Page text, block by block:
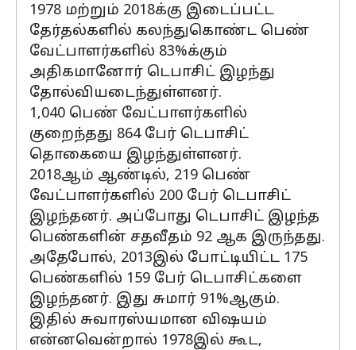
1978 மற்றும் 2018க்கு இடைப்பட்ட
தேர்தல்களில் கலந்துகொண்ட பெண்
வேட்பாளர்களில் 83%க்கும்
அதிகமானோர் டெபாசிட் இழந்து
தோல்வியடைந்துள்ளனர்.
1,040 பெண் வேட்பாளர்களில்
குறைந்தது 864 பேர் டெபாசிட்
தொகையை இழந்துள்ளனர்.
2018ஆம் ஆண்டில், 219 பெண்
வேட்பாளர்களில் 200 பேர் டெபாசிட்
இழந்தனர். அப்போது டெபாசிட் இழந்த
பெண்களின் சதவீதம் 92 ஆக இருந்தது.
அதேபோல், 2013இல் போட்டியிட்ட 175
பெண்களில் 159 பேர் டெபாசிட்களை
இழந்தனர். இது சுமார் 91%ஆகும்.
இதில் சுவாரஸ்யமான விஷயம்
என்னவென்றால் 1978இல் கூட,